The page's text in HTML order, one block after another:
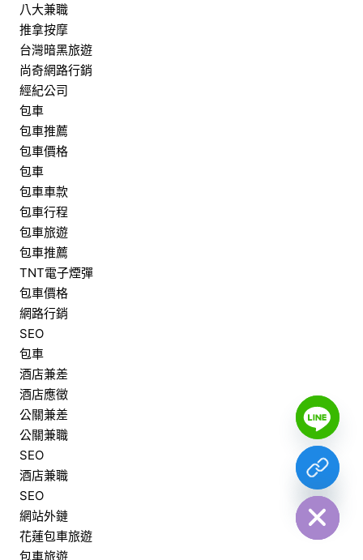
八大兼職
推拿按摩
台灣暗黑旅遊
尚奇網路行銷
經紀公司
包車
包車推薦
包車價格
包車
包車車款
包車行程
包車旅遊
包車推薦
TNT電子煙彈
包車價格
網路行銷
SEO
包車
酒店兼差
酒店應徵
公關兼差
公關兼職
SEO
酒店兼職
SEO
網站外鏈
花蓮包車旅遊
包車旅遊
H
I
D
C
H
A
T
Y